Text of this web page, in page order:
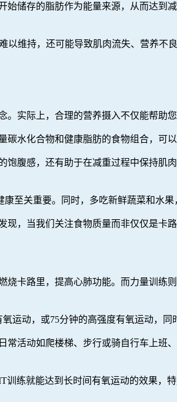
储存的脂肪作为能量来源，从而达到
维持，还可能导致肌肉流失、营养不
实际上，合理的营养摄入不仅能帮助
水化合物和健康脂肪的食物组合，可
腹感，还有助于在减重过程中保持肌
至关重要。同时，多吃新鲜蔬菜和水
，当我们关注食物质量而非仅仅是卡
卡路里，提高心肺功能。而力量训练
运动，或75分钟的高强度有氧运动，同
活动如爬楼梯、步行或骑自行车上班
练就能达到长时间有氧运动的效果，特